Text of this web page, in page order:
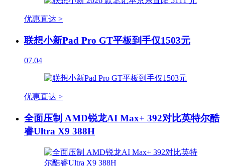
优惠直达 >
联想小新Pad Pro GT平板到手仅1503元
07.04
优惠直达 >
全面压制 AMD锐龙AI Max+ 392对比英特尔酷
睿Ultra X9 388H